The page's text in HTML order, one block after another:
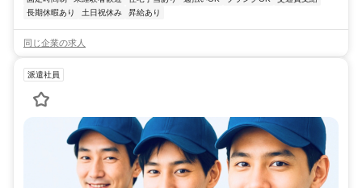
長期休暇あり
土日祝休み 昇給あり
同じ企業の求人
派遣社員